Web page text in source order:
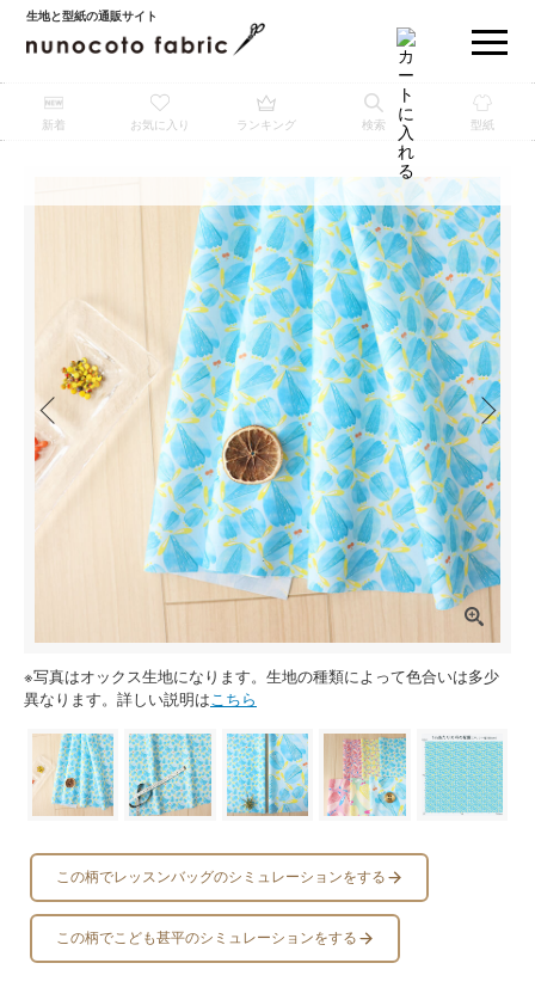
生地と型紙の通販サイト
新着 お気に入り ランキング 検索 型紙
※写真はオックス生地になります。生地の種類によって色合いは多少
異なります。詳しい説明はこちら
この柄でレッスンバッグのシミュレーションをする
この柄でこども甚平のシミュレーションをする